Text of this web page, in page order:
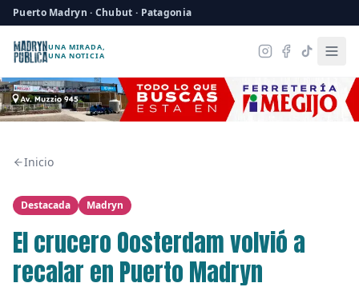
Puerto Madryn · Chubut · Patagonia
UNA MIRADA,
UNA NOTICIA
Inicio
Destacada Madryn
El crucero Oosterdam volvió a
recalar en Puerto Madryn